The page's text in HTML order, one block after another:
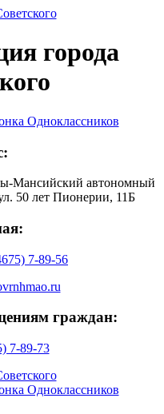
города
Мансийский автономный
50 лет Пионерии, 11Б
7-89-56
граждан:
7-89-73